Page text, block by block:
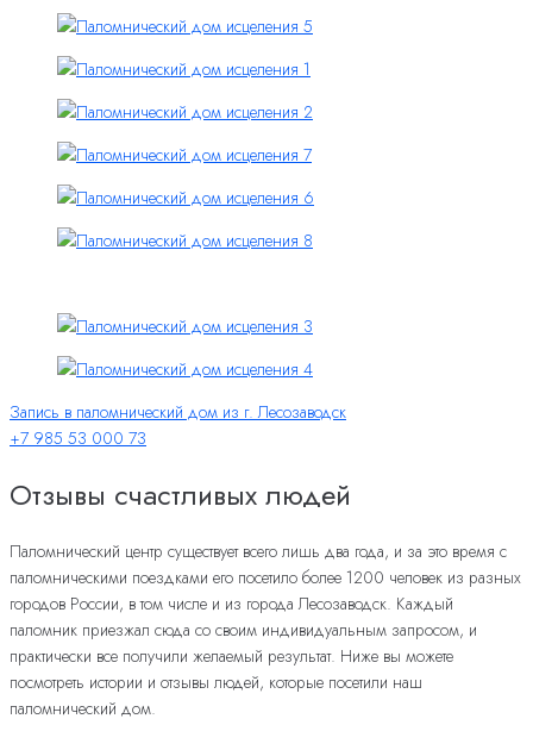
Запись в паломнический дом из г. Лесозаводск
+7 985 53 000 73
Отзывы счастливых людей
Паломнический центр существует всего лишь два года, и за это время с
паломническими поездками его посетило более 1200 человек из разных
городов России, в том числе и из города Лесозаводск. Каждый
паломник приезжал сюда со своим индивидуальным запросом, и
практически все получили желаемый результат. Ниже вы можете
посмотреть истории и отзывы людей, которые посетили наш
паломнический дом.